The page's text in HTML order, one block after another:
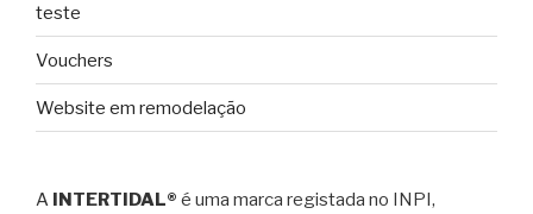
teste
Vouchers
Website em remodelação
A INTERTIDAL® é uma marca registada no INPI,